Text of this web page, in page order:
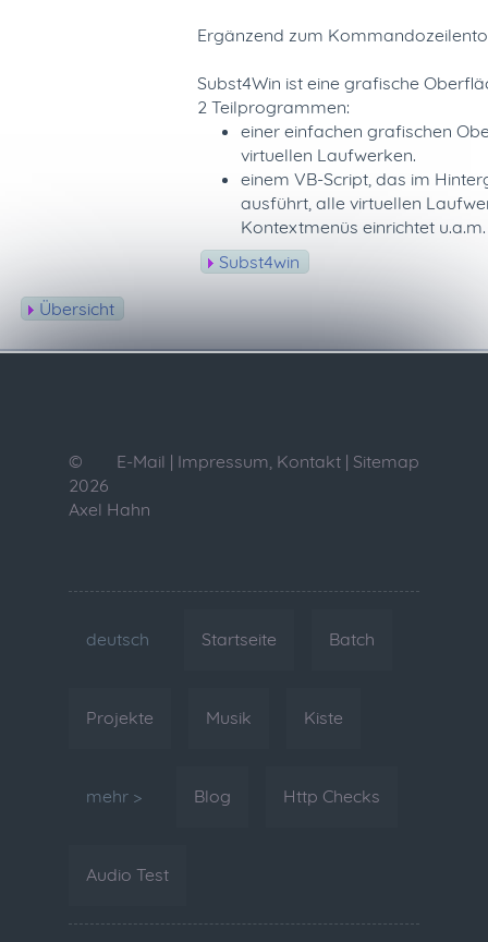
Ergänzend zum
Subst4Win ist eine grafische
2 Teilprogrammen:
einer einfachen grafischen
virtuellen Laufwerken.
einem VB-Script, das im
ausführt, alle virtuellen
Kontextmenüs einrichtet u.a.m.
Subst4win
Übersicht
E-Mail | Impressum, Kontakt | Sitemap
©
2026
Axel Hahn
deutsch Startseite Batch
Projekte Musik Kiste
mehr > Blog Http Checks
Audio Test